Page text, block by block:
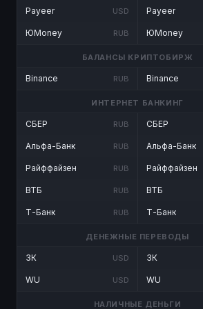
Payeer USD
ЮMoney RUB
Payeer
ЮMoney
БАЛАНСЫ КРИПТОБИРЖ
Binance RUB Binance
ИНТЕРНЕТ БАНКИНГ
СБЕР RUB
Альфа-Банк RUB
Райффайзен RUB
ВТБ RUB
Т-Банк RUB
СБЕР
Альфа-Банк
Райффайзен
ВТБ
Т-Банк
ДЕНЕЖНЫЕ ПЕРЕВОДЫ
ЗК USD
WU USD
ЗК
WU
НАЛИЧНЫЕ ДЕНЬГИ